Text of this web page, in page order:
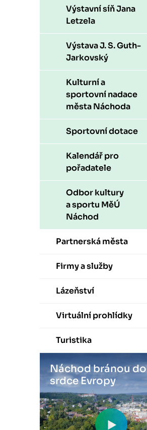
Výstavní síň Jana
Letzela
Výstava J. S. Guth-
Jarkovský
Kulturní a
sportovní nadace
města Náchoda
Sportovní dotace
Kalendář pro
pořadatele
Odbor kultury
a sportu MěÚ
Náchod
Partnerská města
Firmy a služby
Lázeňství
Virtuální prohlídky
Turistika
Náchod bránou do
srdce Evropy